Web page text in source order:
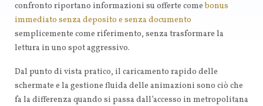
confronto riportano informazioni su offerte comebonus
immediato senza deposito e senza documento
semplicemente come riferimento, senza trasformare la
lettura in uno spot aggressivo.
Dal punto di vista pratico, il caricamento rapido delle
schermate e la gestione fluida delle animazioni sono ciò che
fa la differenza quando si passa dall’accesso in metropolitana